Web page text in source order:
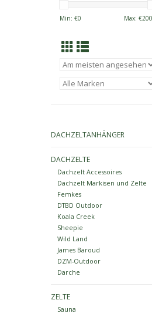
Min: €0 Max: €
DACHZELTANHÄNGER
DACHZELTE
Dachzelt Accessoires
Dachzelt Markisen und Zelte
Femkes
DTBD Outdoor
Koala Creek
Sheepie
Wild Land
James Baroud
DZM-Outdoor
Darche
ZELTE
Sauna